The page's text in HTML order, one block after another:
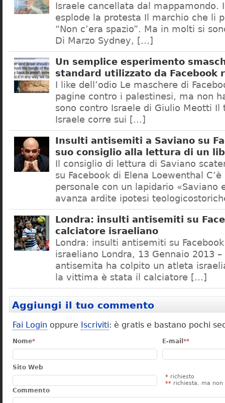
Israele cancellata dal mappamondo.
esplode la protesta Il marchio che li
“Non c’era spazio”. Ma in molti si
Di Marzo Sydney, […]
Un semplice esperimento
standard utilizzato da Facebook
I like dell’odio Le maschere di
pagine contro i palestinesi, ma non
sono contro Israele di Giulio Meotti Il
Israele corre sui […]
Insulti antisemiti a Saviano su
suo consiglio alla lettura di un
Il consiglio di lettura di Saviano
su Facebook di Elena Loewenthal
personale con un lapidario «Saviano
avanza ardite ipotesi
Londra: insulti antisemiti su
calciatore israeliano
Londra: insulti antisemiti su
israeliano Londra, 13 Gennaio 2013
antisemita ha colpito un atleta
la vittima è stata il calciatore […]
Aggiungi il tuo commento
Fai Login oppure Iscriviti: è gratis e bastano pochi
Nome* E-mail **
Sito Web
* richiesto
** richiesta, ma non
Commento